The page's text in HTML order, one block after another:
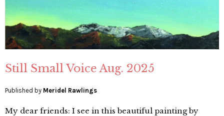
Still Small Voice Aug. 2025
Published by Meridel Rawlings
My dear friends: I see in this beautiful painting by